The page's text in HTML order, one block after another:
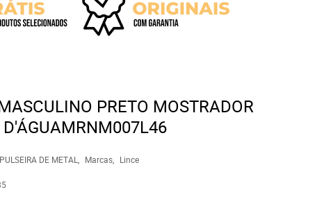
PRETO MOSTRADOR
D'ÁGUAMRNM007L46
PULSEIRA DE METAL Marcas
Lince